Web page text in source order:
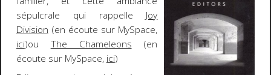
sépulcrale qui rappelle Joy
Division (en écoute sur MySpace,
ici)ou The Chameleons (en
écoute sur MySpace, ici)